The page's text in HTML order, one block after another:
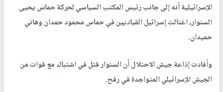
الإسرائيلية أنه إلى جانب رئيس المكتب السياسي لحركة حماس يحيى
السنوار، اغتالت إسرائيل القياديين في حماس محمود حمدان وهاني
حميدان.
وأفادت إذاعة جيش الاحتلال أن السنوار قتل في اشتباك مع قوات من
الجيش الإسرائيلي المتواجدة في رفح.